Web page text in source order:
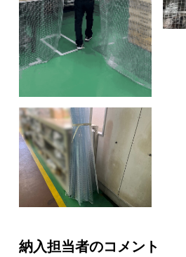
納入担当者のコメント